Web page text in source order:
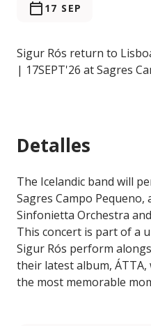
17 SEP
Sigur Rós return to
| 17SEPT'26 at Sagres
Detalles
The Icelandic band will
Sagres Campo
Sinfonietta Orchestra
This concert is part of a
Sigur Rós perform
their latest album,
the most memorable